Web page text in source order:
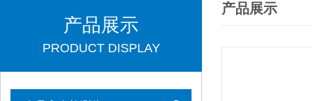
产品展示
PRODUCT DISPLAY
产品展示